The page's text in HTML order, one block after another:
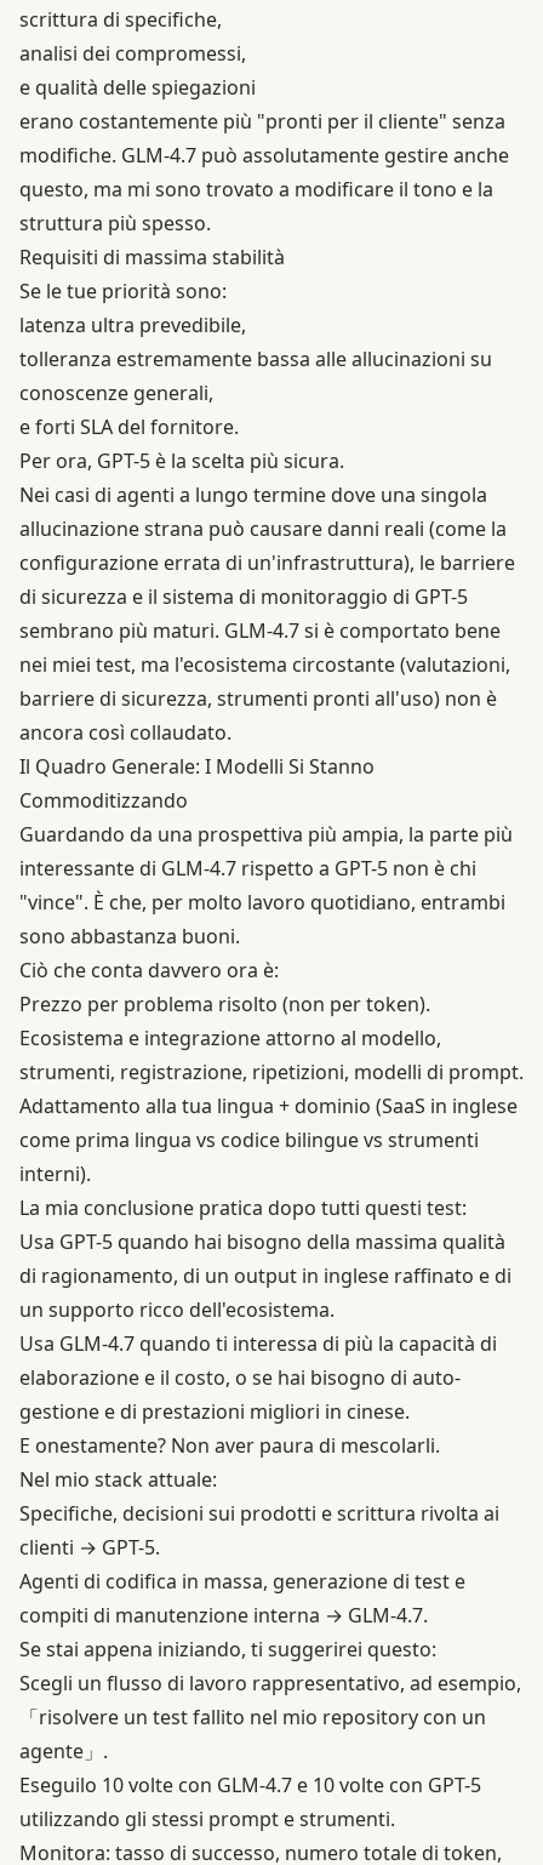
scrittura di specifiche,
analisi dei compromessi,
e qualità delle spiegazioni
erano costantemente più "pronti per il cliente" senza
modifiche. GLM-4.7 può assolutamente gestire anche
questo, ma mi sono trovato a modificare il tono e la
struttura più spesso.
Requisiti di massima stabilità
Se le tue priorità sono:
latenza ultra prevedibile,
tolleranza estremamente bassa alle allucinazioni su
conoscenze generali,
e forti SLA del fornitore.
Per ora, GPT-5 è la scelta più sicura.
Nei casi di agenti a lungo termine dove una singola
allucinazione strana può causare danni reali (come la
configurazione errata di un'infrastruttura), le barriere
di sicurezza e il sistema di monitoraggio di GPT-5
sembrano più maturi. GLM-4.7 si è comportato bene
nei miei test, ma l'ecosistema circostante (valutazioni,
barriere di sicurezza, strumenti pronti all'uso) non è
ancora così collaudato.
Il Quadro Generale: I Modelli Si Stanno
Commoditizzando
Guardando da una prospettiva più ampia, la parte più
interessante di GLM-4.7 rispetto a GPT-5 non è chi
"vince". È che, per molto lavoro quotidiano, entrambi
sono abbastanza buoni.
Ciò che conta davvero ora è:
Prezzo per problema risolto (non per token).
Ecosistema e integrazione attorno al modello,
strumenti, registrazione, ripetizioni, modelli di prompt.
Adattamento alla tua lingua + dominio (SaaS in inglese
come prima lingua vs codice bilingue vs strumenti
interni).
La mia conclusione pratica dopo tutti questi test:
Usa GPT-5 quando hai bisogno della massima qualità
di ragionamento, di un output in inglese raffinato e di
un supporto ricco dell'ecosistema.
Usa GLM-4.7 quando ti interessa di più la capacità di
elaborazione e il costo, o se hai bisogno di auto-
gestione e di prestazioni migliori in cinese.
E onestamente? Non aver paura di mescolarli.
Nel mio stack attuale:
Specifiche, decisioni sui prodotti e scrittura rivolta ai
clienti → GPT-5.
Agenti di codifica in massa, generazione di test e
compiti di manutenzione interna → GLM-4.7.
Se stai appena iniziando, ti suggerirei questo:
Scegli un flusso di lavoro rappresentativo, ad esempio,
「risolvere un test fallito nel mio repository con un
agente」.
Eseguilo 10 volte con GLM-4.7 e 10 volte con GPT-5
utilizzando gli stessi prompt e strumenti.
Monitora: tasso di successo, numero totale di token,